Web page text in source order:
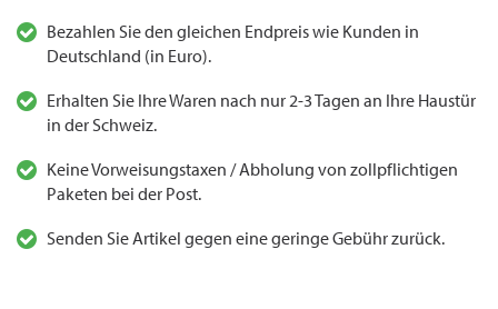
Bezahlen Sie den gleichen Endpreis wie Kunden in
Deutschland (in Euro).
Erhalten Sie Ihre Waren nach nur 2-3 Tagen an Ihre Haustür
in der Schweiz.
Keine Vorweisungstaxen / Abholung von zollpflichtigen
Paketen bei der Post.
Senden Sie Artikel gegen eine geringe Gebühr zurück.